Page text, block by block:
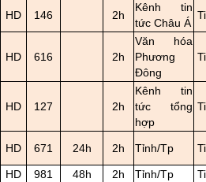
HD 146 2h
Kênh tin
tức Châu Á
HD 616 2h
Văn hóa
Phương
Đông
HD 127 2h
Kênh tin
tức tổng
hợp
HD 671 24h 2h Tỉnh/Tp
HD 981 48h 2h Tỉnh/Tp